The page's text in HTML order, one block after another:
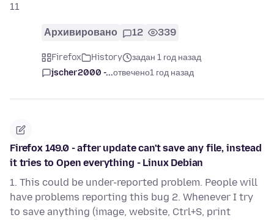
11
Архивировано 12 339
Firefox History
задан 1 год назад
jscher2000 -...отвечено1 год назад
Firefox 149.0 - after update can't save any file, instead
it tries to Open everything - Linux Debian
1. This could be under-reported problem. People will
have problems reporting this bug 2. Whenever I try
to save anything (image, website, Ctrl+S, print